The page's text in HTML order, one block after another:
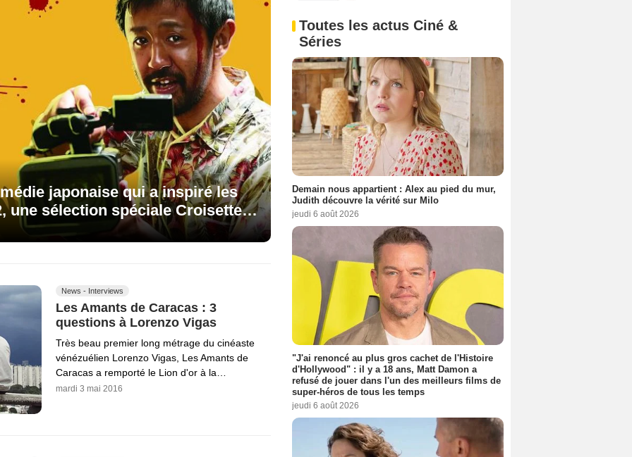
japonaise qui a inspiré les
une sélection spéciale Croisette…
News - Interviews
Les Amants de Caracas : 3
questions à Lorenzo Vigas
Très beau premier long métrage du cinéaste
vénézuélien Lorenzo Vigas, Les Amants de
Caracas a remporté le Lion d'or à la…
mardi 3 mai 2016
Toutes les actus Ciné &
Séries
Demain nous appartient : Alex au pied du mur,
Judith découvre la vérité sur Milo
jeudi 6 août 2026
"J'ai renoncé au plus gros cachet de l'Histoire
d'Hollywood" : il y a 18 ans, Matt Damon a
refusé de jouer dans l'un des meilleurs films de
super-héros de tous les temps
jeudi 6 août 2026